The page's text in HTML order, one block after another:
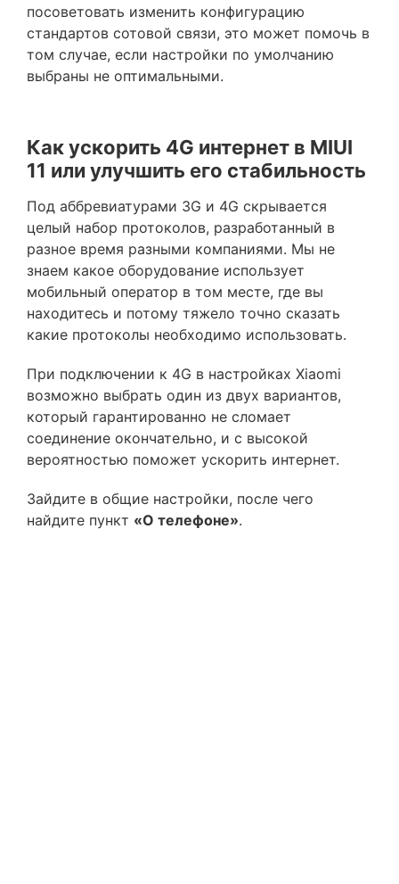
посоветовать изменить конфигурацию
стандартов сотовой связи, это может помочь в
том случае, если настройки по умолчанию
выбраны не оптимальными.
Как ускорить 4G интернет в MIUI
11 или улучшить его стабильность
Под аббревиатурами 3G и 4G скрывается
целый набор протоколов, разработанный в
разное время разными компаниями. Мы не
знаем какое оборудование использует
мобильный оператор в том месте, где вы
находитесь и потому тяжело точно сказать
какие протоколы необходимо использовать.
При подключении к 4G в настройках Xiaomi
возможно выбрать один из двух вариантов,
который гарантированно не сломает
соединение окончательно, и с высокой
вероятностью поможет ускорить интернет.
Зайдите в общие настройки, после чего
найдите пункт «О телефоне».